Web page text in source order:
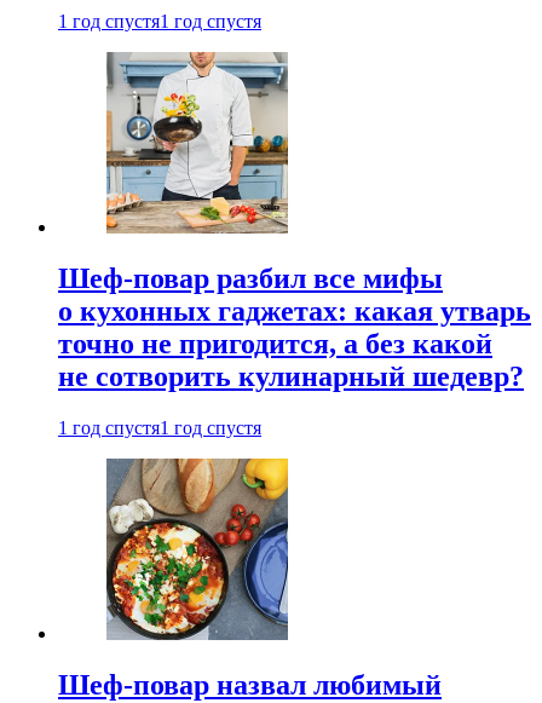
1 год спустя1 год спустя
Шеф-повар разбил все мифы
о кухонных гаджетах: какая утварь
точно не пригодится, а без какой
не сотворить кулинарный шедевр?
1 год спустя1 год спустя
Шеф-повар назвал любимый